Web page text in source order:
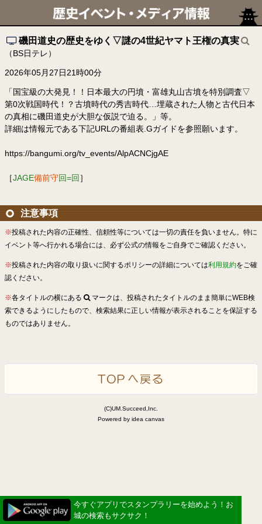
磯田道史の歴史をゆく▽謎の4世紀ヤマト王権の真実
（BS日テレ）
2026年05月27日21時00分
「国宝級の大発見！！日本最大の円墳・富雄丸山古墳を特別調査▽
第0次戦国時代！？古墳時代の秀吉時代…埋蔵された人物と古代日本
の真相に磯田道史が大胆な仮説で迫る。」等。
詳細は情報元である下記URLの番組表.Gガイドを参照願います。
https://bangumi.org/tv_events/AlpACNCjgAE
［JAGE備前守回=回 ］
注意事項
※投稿された内容の正確性、信頼性等については一切の責任を負いません。特に
イベント等へ行かれる場合には、必ず公式の情報をご自身でご確認ください。
※投稿された内容の取り扱いに関するポリシーの詳細については利用規約をご確
認ください。
※各タイトルの横にある
マークは、投稿されたタイトルのまま簡単にWEB検
索できるようにしたもので、検索結果に正しい情報が表示されることを保証する
ものではありません。
(C)UM.Succeed,Inc.
Powered by idea canvas
今すぐアプリでスタンプラリーを始めよう！お
城の検索もサクサク！